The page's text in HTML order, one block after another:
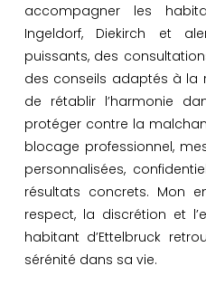
accompagner les
Ingeldorf, Diekirch et
puissants, des
des conseils adaptés à la
de rétablir l’harmonie
protéger contre la
blocage professionnel,
personnalisées,
résultats concrets. Mon
respect, la discrétion et
habitant d’Ettelbruck
sérénité dans sa vie.